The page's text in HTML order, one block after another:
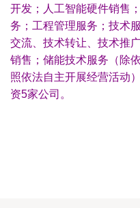
开发；人工智能硬件销售
务；工程管理服务；技术
交流、技术转让、技术推
销售；储能技术服务（除
照依法自主开展经营活动
资5家公司。